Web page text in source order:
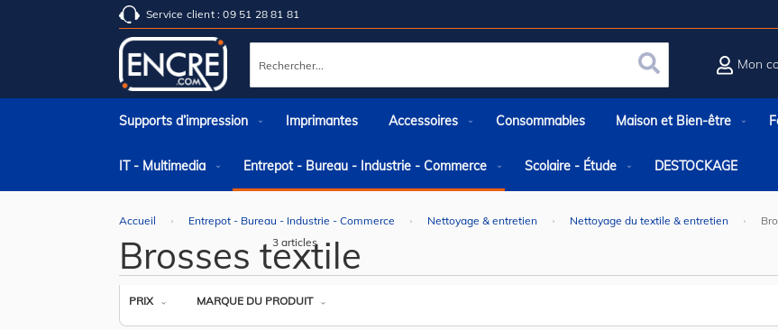
Service client : 09 51 28 81 81
Rechercher Rechercher
Mon
Supports d’impression Imprimantes Accessoires Consommables Maison et Bien-être
IT - Multimedia Entrepot - Bureau - Industrie - Commerce Scolaire - Étude DESTOCKAGE
Accueil Entrepot - Bureau - Industrie - Commerce Nettoyage & entretien Nettoyage du textile & entretien
Brosses textile
PRIX MARQUE DU PRODUIT
3 articles